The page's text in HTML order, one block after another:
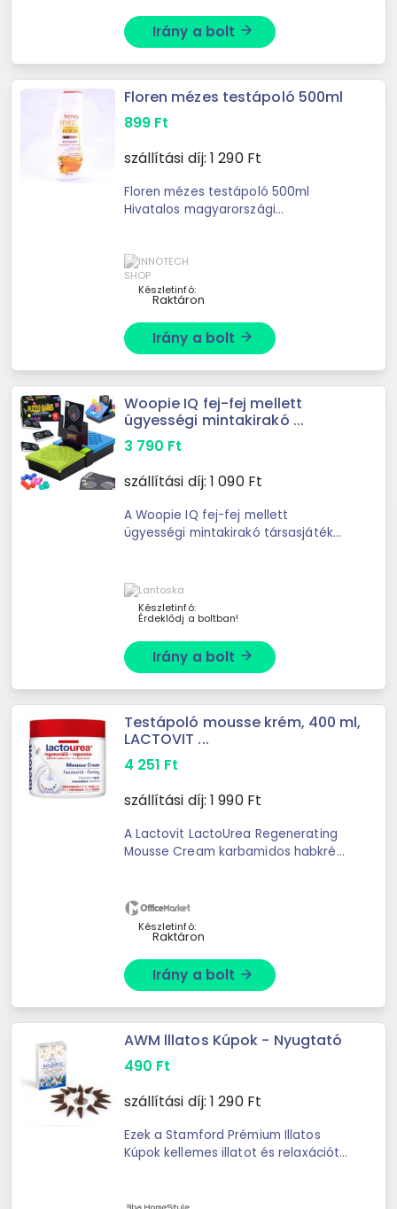
Irány a bolt arrow_forward
Floren mézes testápoló 500ml
899 Ft
szállítási díj: 1 290Ft
Floren mézes testápoló 500ml
Hivatalos magyarországi
méz védő- és tápláló, hidratáló, ...
Készletinfó:
Raktáron
Irány a bolt arrow_forward
Woopie IQ fej-fej mellett
ügyességi mintakirakó ...
3 790 Ft
szállítási díj: 1 090Ft
A Woopie IQ fej-fej mellett
ügyességi mintakirakó társasjáték
valódi kihívás elé állítja a ...
Készletinfó:
Érdeklődj a boltban!
Irány a bolt arrow_forward
Testápoló mousse krém, 400 ml,
LACTOVIT ...
4 251 Ft
szállítási díj: 1 990Ft
A Lactovit LactoUrea Regenerating
Mousse Cream karbamidos habkrém
bőrt. - tápláló, akárcsak egy krém, ...
Készletinfó:
Raktáron
Irány a bolt arrow_forward
AWM lllatos Kúpok - Nyugtató
490 Ft
szállítási díj: 1 290Ft
Ezek a Stamford Prémium Illatos
Kúpok kellemes illatot és relaxációt